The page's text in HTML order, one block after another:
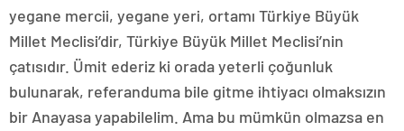
yegane mercii, yegane yeri, ortamı Türkiye Büyük
Millet Meclisi’dir, Türkiye Büyük Millet Meclisi’nin
çatısıdır. Ümit ederiz ki orada yeterli çoğunluk
bulunarak, referanduma bile gitme ihtiyacı olmaksızın
bir Anayasa yapabilelim. Ama bu mümkün olmazsa en